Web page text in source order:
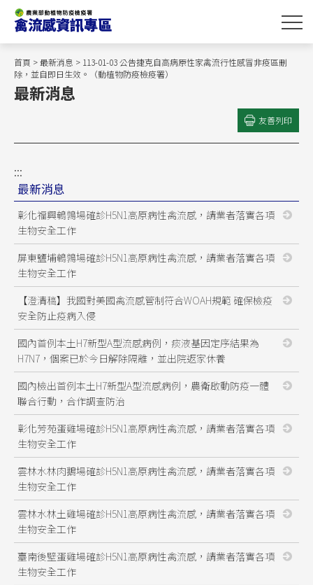
主
首頁 >最新消息 > 113-01-03 公告捷克自高病原性家禽流行性感冒非疫區刪
除，並自即日生效。（動植物防疫檢疫署）
最新消息
友善列印
:::
最新消息
彰化福興鵪鶉場確診H5N1高原病性禽流感，請業者落實各項
生物安全工作
屏東鹽埔鵪鶉場確診H5N1高原病性禽流感，請業者落實各項
生物安全工作
【澄清稿】我國對美國禽流感管制符合WOAH規範 確保檢疫
安全防止疫病入侵
國內首例本土H7新型A型流感病例，痰液基因定序結果為
H7N7，個案已於今日解除隔離，並出院返家休養
國內檢出首例本土H7新型A型流感病例，農衛啟動防疫一體
聯合行動，合作調查防治
彰化芳苑蛋雞場確診H5N1高原病性禽流感，請業者落實各項
生物安全工作
雲林水林肉鵝場確診H5N1高原病性禽流感，請業者落實各項
生物安全工作
雲林水林土雞場確診H5N1高原病性禽流感，請業者落實各項
生物安全工作
臺南後壁蛋雞場確診H5N1高原病性禽流感，請業者落實各項
生物安全工作